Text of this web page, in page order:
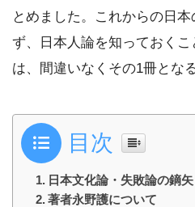
とめました。これからの日
ず、日本人論を知っておく
は、間違いなくその1冊とな
目次
日本文化論・失敗論の鏑
著者永野護について